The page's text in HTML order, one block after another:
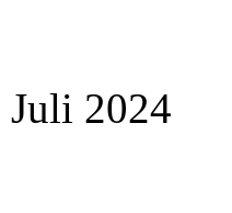
Juli 2024